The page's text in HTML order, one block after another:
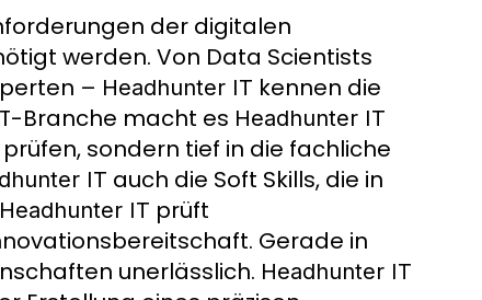
der digitalen
werden. Von Data Scientists
– Headhunter IT kennen die
Branche macht es Headhunter IT
sondern tief in die fachliche
IT auch die Soft Skills, die in
Headhunter IT prüft
Gerade in
unerlässlich. Headhunter IT